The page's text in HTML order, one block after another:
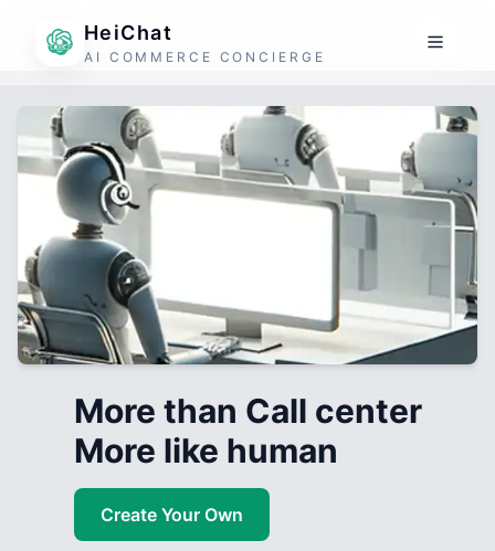
HeiChat
AI COMMERCE CONCIERGE
More than Call center
More like human
Create Your Own